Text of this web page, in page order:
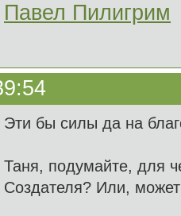
Павел Пилигрим
Эти бы силы да на
Таня, подумайте, для
Создателя? Или, может